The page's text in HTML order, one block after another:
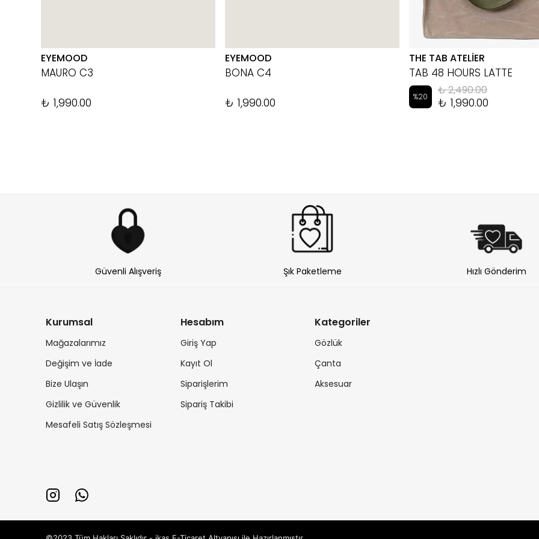
EYEMOOD
MAURO C3
₺ 1,990.00
EYEMOOD
BONA C4
₺ 1,990.00
THE TAB ATELİER
TAB 48 HOURS LATTE
%20 ₺ 2,490.00
₺ 1,990.00
Güvenli Alışveriş Şık Paketleme Hızlı Gönderim
Kurumsal
Mağazalarımız
Değişim ve İade
Bize Ulaşın
Gizlilik ve Güvenlik
Mesafeli Satış Sözleşmesi
Hesabım
Giriş Yap
Kayıt Ol
Siparişlerim
Sipariş Takibi
Kategoriler
Gözlük
Çanta
Aksesuar